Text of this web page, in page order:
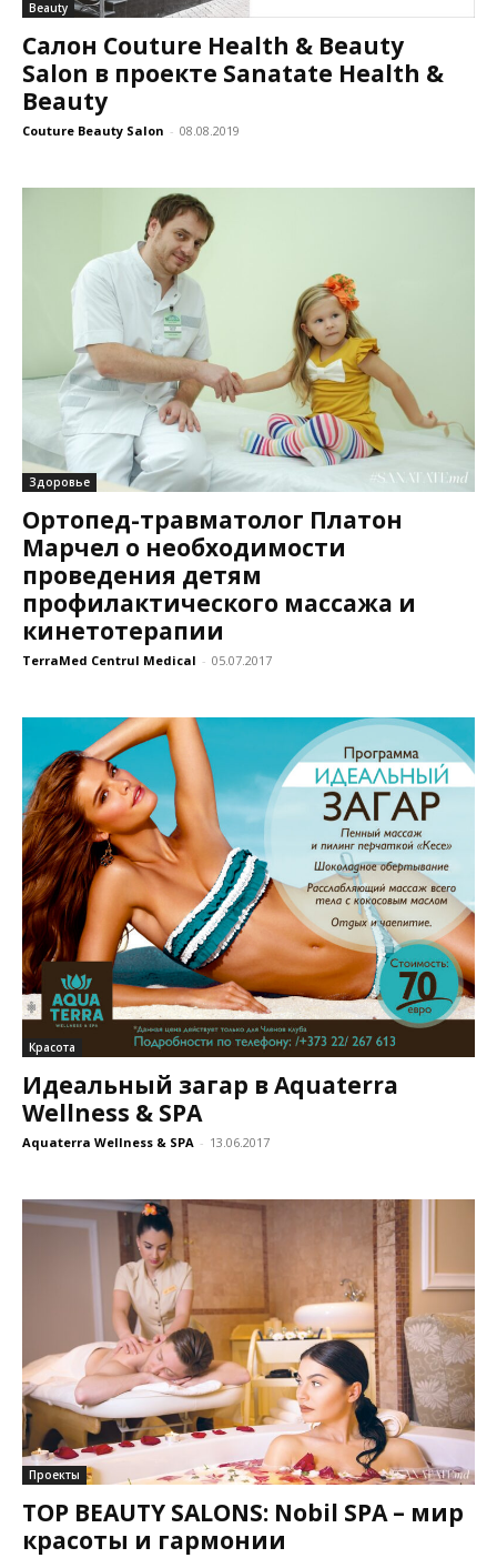
Beauty
Салон Couture Health & Beauty
Salon в проекте Sanatate Health &
Beauty
Couture Beauty Salon - 08.08.2019
Здоровье
Ортопед-травматолог Платон
Марчел о необходимости
проведения детям
профилактического массажа и
кинетотерапии
TerraMed Centrul Medical - 05.07.2017
Красота
Идеальный загар в Aquaterra
Wellness & SPA
Aquaterra Wellness & SPA - 13.06.2017
Проекты
TOP BEAUTY SALONS: Nobil SPA – мир
красоты и гармонии